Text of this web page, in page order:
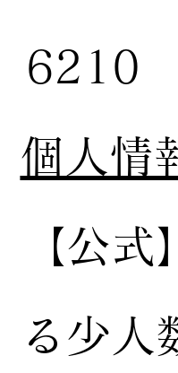
6210
個人情
【公式】
る少人